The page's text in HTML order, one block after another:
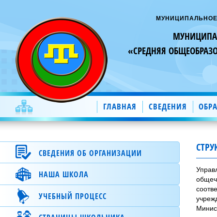
«СРЕДНЯЯ
ГЛАВНАЯ СВЕДЕНИЯ
СВЕДЕНИЯ ОБ ОРГАНИЗАЦИИ
Специальный раздел
Основные сведения.
Структура и органы управления
образовательной организацией.
НАША ШКОЛА
О школе.
Новости школы.
УЧЕБНЫЙ ПРОЦЕСС